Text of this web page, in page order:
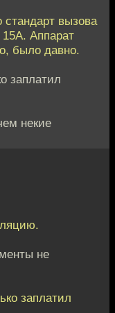
вызова
Аппарат
было давно.
заплатил
некие
не
заплатил